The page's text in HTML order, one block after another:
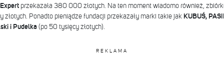
przekazała 380 000 złotych. Na ten moment wiadomo również,
złotych. Ponadto pieniądze fundacji przekazały marki takie jak KUBUŚ,
i Pudelka(po 50 tysięcy złotych).
REKLAMA